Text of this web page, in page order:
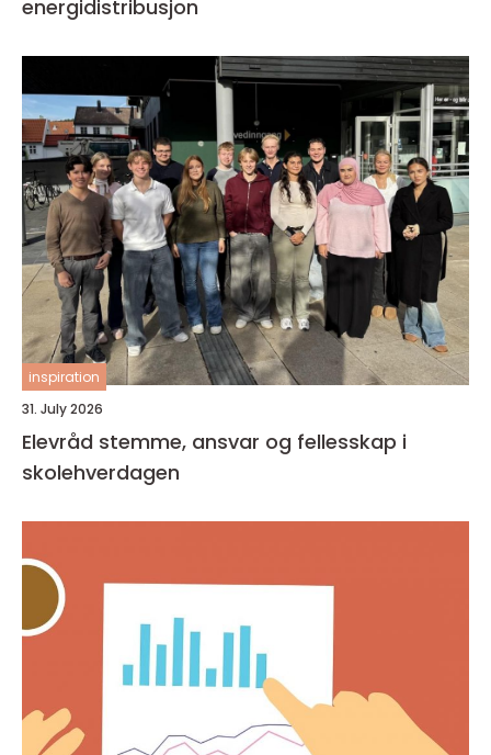
energidistribusjon
inspiration
31. July 2026
Elevråd stemme, ansvar og fellesskap i
skolehverdagen